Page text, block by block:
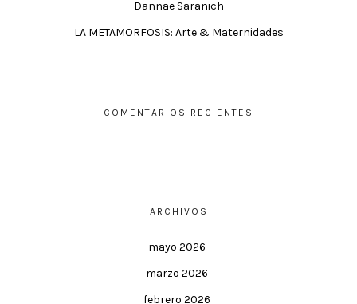
Dannae Saranich
LA METAMORFOSIS: Arte & Maternidades
COMENTARIOS RECIENTES
ARCHIVOS
mayo 2026
marzo 2026
febrero 2026